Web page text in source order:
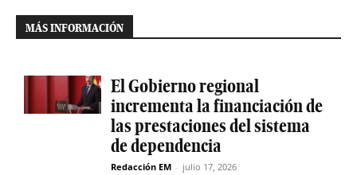
MÁS INFORMACIÓN
El Gobierno regional
incrementa la financiación de
las prestaciones del sistema
de dependencia
Redacción EM - julio 17, 2026